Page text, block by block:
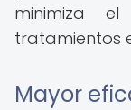
minimiza
tratamientos
Mayor